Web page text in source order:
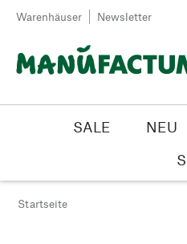
Zum Inhalt springen
Warenhäuser Newsletter
SALE NEU
Startseite